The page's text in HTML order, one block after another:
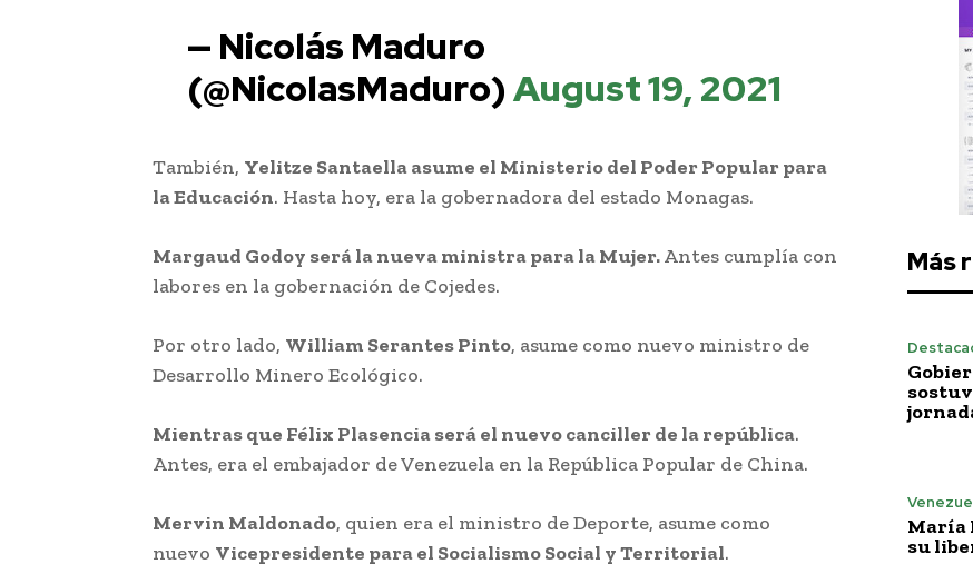
— Nicolás Maduro
(@NicolasMaduro)August 19, 2021
También, Yelitze Santaella asume el Ministerio del Poder Popular para
la Educación. Hasta hoy, era la gobernadora del estado Monagas.
Margaud Godoy será la nueva ministra para la Mujer.Antes cumplía con
labores en la gobernación de Cojedes.
Por otro lado, William Serantes Pinto, asume como nuevo ministro de
Desarrollo Minero Ecológico.
Mientras que Félix Plasencia será el nuevo canciller de la república.
Antes, era el embajador de Venezuela en la República Popular de China.
Mervin Maldonado, quien era el ministro de Deporte, asume como
nuevo Vicepresidente para el Socialismo Social y Territorial.
Más
María
su